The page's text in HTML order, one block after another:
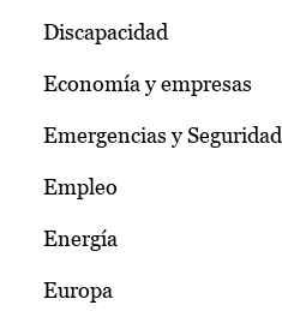
Discapacidad
Economía y empresas
Emergencias y Seguridad
Empleo
Energía
Europa